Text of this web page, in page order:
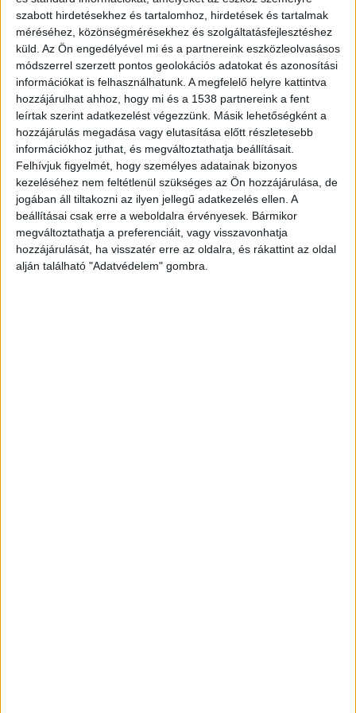
szabott hirdetésekhez és tartalomhoz, hirdetések és tartalmak
méréséhez, közönségmérésekhez és szolgáltatásfejlesztéshez
küld. Az Ön engedélyével mi és a partnereink eszközleolvasásos
módszerrel szerzett pontos geolokációs adatokat és azonosítási
információkat is felhasználhatunk. A megfelelő helyre kattintva
hozzájárulhat ahhoz, hogy mi és a 1538 partnereink a fent
leírtak szerint adatkezelést végezzünk. Másik lehetőségként a
hozzájárulás megadása vagy elutasítása előtt részletesebb
információkhoz juthat, és megváltoztathatja beállításait.
Felhívjuk figyelmét, hogy személyes adatainak bizonyos
kezeléséhez nem feltétlenül szükséges az Ön hozzájárulása, de
jogában áll tiltakozni az ilyen jellegű adatkezelés ellen. A
beállításai csak erre a weboldalra érvényesek. Bármikor
megváltoztathatja a preferenciáit, vagy visszavonhatja
hozzájárulását, ha visszatér erre az oldalra, és rákattint az oldal
alján található "Adatvédelem" gombra.
a 150 kilométer per órát is elérhette. A
megalapozott gyanú szerint a sofőr ráadásul
nem józanul ült a volán mögé. A száguldó
luxusautó egy kereszteződéshez érve teljes
mértékben figyelmen kívül hagyta az
elsőbbségadást kötelező STOP-táblát.A
BalatonKörnyéke.hu az erősebb napokon a
Balaton vezető hírportálja. Már 700 ezren
lájkolják a kiadónk Facebook-oldalait.
Fagylaltozóba csapódott